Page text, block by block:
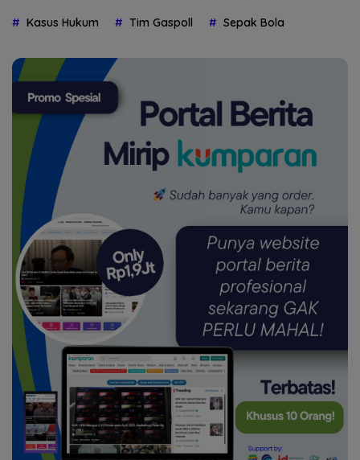
Kasus Hukum Tim Gaspoll Sepak Bola